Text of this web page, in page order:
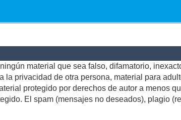
material que sea falso, difamatorio,
privacidad de otra persona, material para
protegido por derechos de autor a menos
El spam (mensajes no deseados), plagio